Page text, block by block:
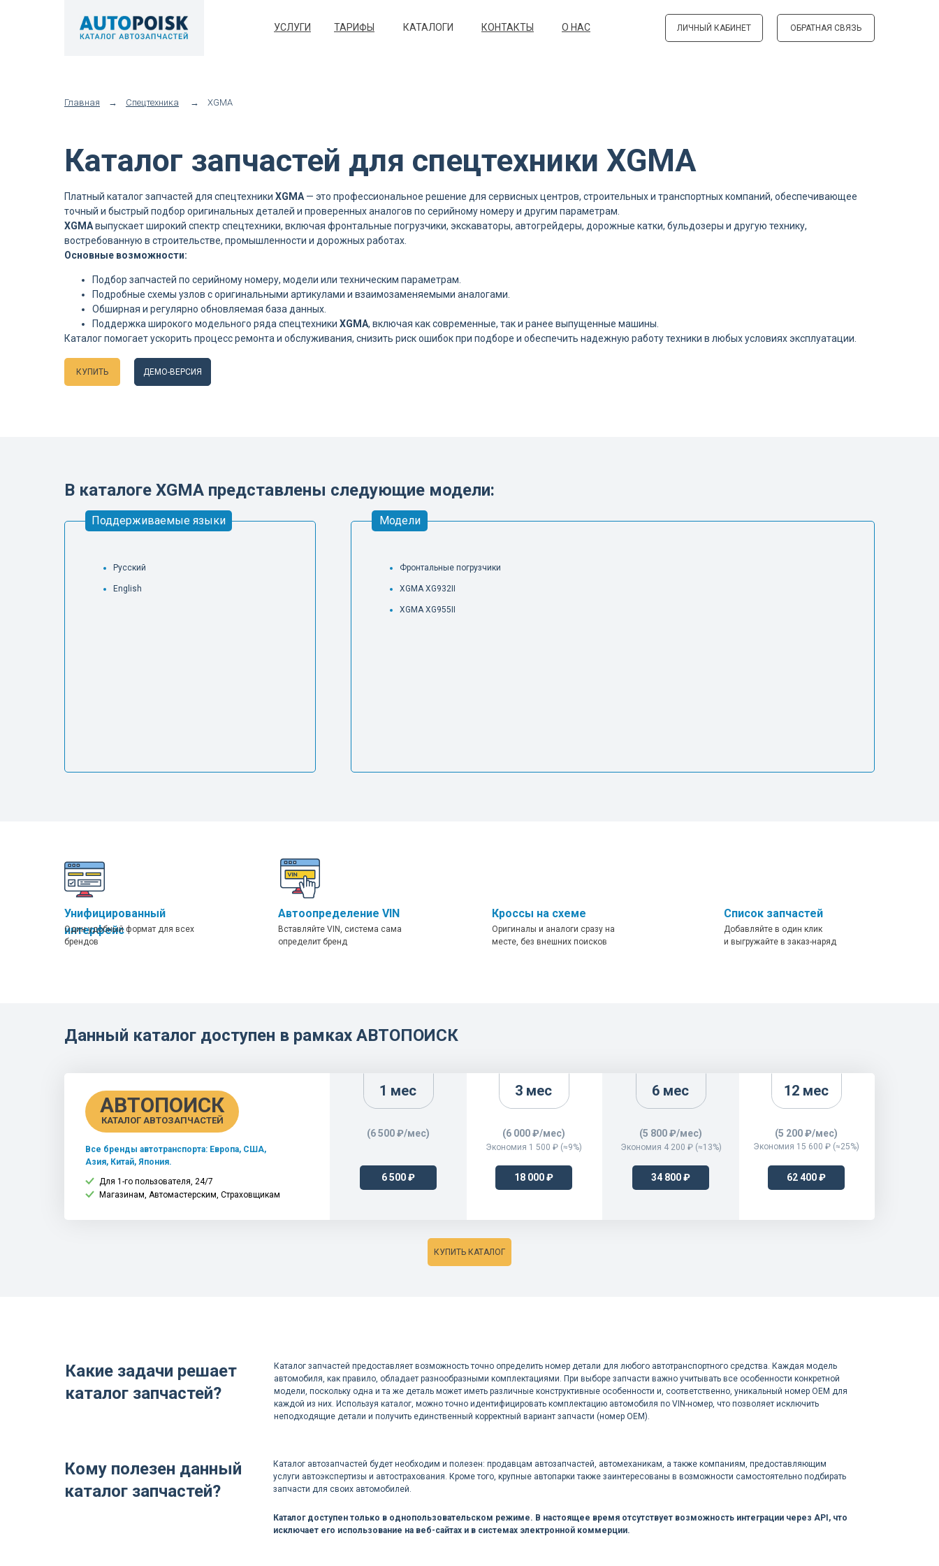
О НАС
КОНТАКТЫ
КАТАЛОГИ
ТАРИФЫ
УСЛУГИ ОБРАТНАЯ СВЯЗЬ
ЛИЧНЫЙ КАБИНЕТ
Главная Спецтехника
→ → XGMA
КУПИТЬ ДЕМО-ВЕРСИЯ
Платный каталог запчастей для спецтехники XGMA — это профессиональное решение для сервисных центров, строительных и транспортных компаний, обеспечивающее
точный и быстрый подбор оригинальных деталей и проверенных аналогов по серийному номеру и другим параметрам.
XGMAвыпускает широкий спектр спецтехники, включая фронтальные погрузчики, экскаваторы, автогрейдеры, дорожные катки, бульдозеры и другую технику,
востребованную в строительстве, промышленности и дорожных работах.
Основные возможности:
Подбор запчастей по серийному номеру, модели или техническим параметрам.
Подробные схемы узлов с оригинальными артикулами и взаимозаменяемыми аналогами.
Обширная и регулярно обновляемая база данных.
Поддержка широкого модельного ряда спецтехники XGMA, включая как современные, так и ранее выпущенные машины.
Каталог помогает ускорить процесс ремонта и обслуживания, снизить риск ошибок при подборе и обеспечить надежную работу техники в любых условиях эксплуатации.
Каталог запчастей для спецтехники XGMA
В каталоге XGMA представлены следующие модели:
Русский
English
Фронтальные погрузчики
XGMA XG932II
XGMA XG955II
Модели
Поддерживаемые языки
Список запчастей
Добавляйте в один клик
и выгружайте в заказ-наряд
Кроссы на схеме
Оригиналы и аналоги сразу на
месте, без внешних поисков
Автоопределение VIN
Вставляйте VIN, система сама
определит бренд
Унифицированный
интерфейс
Один удобный формат для всех
брендов
Данный каталог доступен в рамках АВТОПОИСК
КАТАЛОГ АВТОЗАПЧАСТЕЙ
АВТОПОИСК
(6 500 ₽/мес)
6 500 ₽
(5 200 ₽/мес)
Экономия 15 600 ₽ (≈25%)
62 400 ₽
34 800 ₽
Экономия 4 200 ₽ (≈13%)
(5 800 ₽/мес)
Экономия 1 500 ₽ (≈9%)
(6 000 ₽/мес)
18 000 ₽
Все бренды автотранспорта: Европа, США,
Азия, Китай, Япония.
Магазинам, Автомастерским, Страховщикам
Для 1-го пользователя, 24/7
1 мес 12 мес
6 мес
КУПИТЬ КАТАЛОГ
3 мес
Кому полезен данный
каталог запчастей?
Каталог доступен только в однопользовательском режиме. В настоящее время отсутствует возможность интеграции через API, что
исключает его использование на веб-сайтах и в системах электронной коммерции.
Каталог автозапчастей будет необходим и полезен: продавцам автозапчастей, автомеханикам, а также компаниям, предоставляющим
услуги автоэкспертизы и автострахования. Кроме того, крупные автопарки также заинтересованы в возможности самостоятельно подбирать
запчасти для своих автомобилей.
Какие задачи решает
каталог запчастей?
Каталог запчастей предоставляет возможность точно определить номер детали для любого автотранспортного средства. Каждая модель
автомобиля, как правило, обладает разнообразными комплектациями. При выборе запчасти важно учитывать все особенности конкретной
модели, поскольку одна и та же деталь может иметь различные конструктивные особенности и, соответственно, уникальный номер OEM для
каждой из них. Используя каталог, можно точно идентифицировать комплектацию автомобиля по VIN-номер, что позволяет исключить
неподходящие детали и получить единственный корректный вариант запчасти (номер OEM).